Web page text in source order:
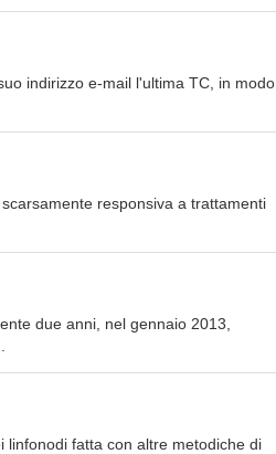
indirizzo e-mail l'ultima TC, in modo
responsiva a trattamenti
due anni, nel gennaio 2013,
linfonodi fatta con altre metodiche di